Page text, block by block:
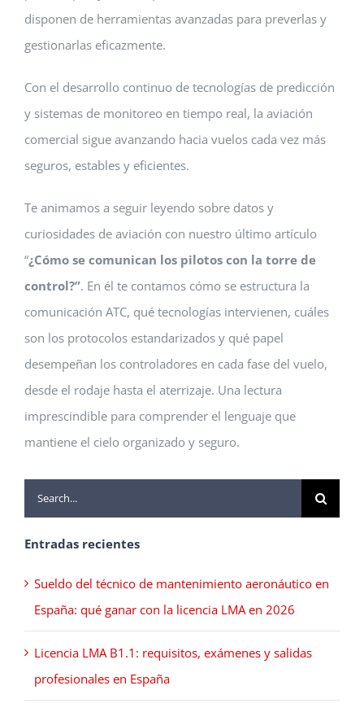
disponen de herramientas avanzadas para preverlas y
gestionarlas eficazmente.
Con el desarrollo continuo de tecnologías de predicción
y sistemas de monitoreo en tiempo real, la aviación
comercial sigue avanzando hacia vuelos cada vez más
seguros, estables y eficientes.
Te animamos a seguir leyendo sobre datos y
curiosidades de aviación con nuestro último artículo
“¿Cómo se comunican los pilotos con la torre de
control?”. En él te contamos cómo se estructura la
comunicación ATC, qué tecnologías intervienen, cuáles
son los protocolos estandarizados y qué papel
desempeñan los controladores en cada fase del vuelo,
desde el rodaje hasta el aterrizaje. Una lectura
imprescindible para comprender el lenguaje que
mantiene el cielo organizado y seguro.
Buscar:
Entradas recientes
Sueldo del técnico de mantenimiento aeronáutico en
España: qué ganar con la licencia LMA en 2026
Licencia LMA B1.1: requisitos, exámenes y salidas
profesionales en España